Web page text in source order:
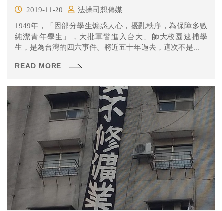
2019-11-20
法操司想傳媒
1949年，「因部分學生煽惑人心，擾亂秩序，為保障多數
純潔青年學生」，大批軍警進入台大、師大校園逮捕學
生，是為台灣的四六事件。將近五十年過去，這次不是...
READ MORE